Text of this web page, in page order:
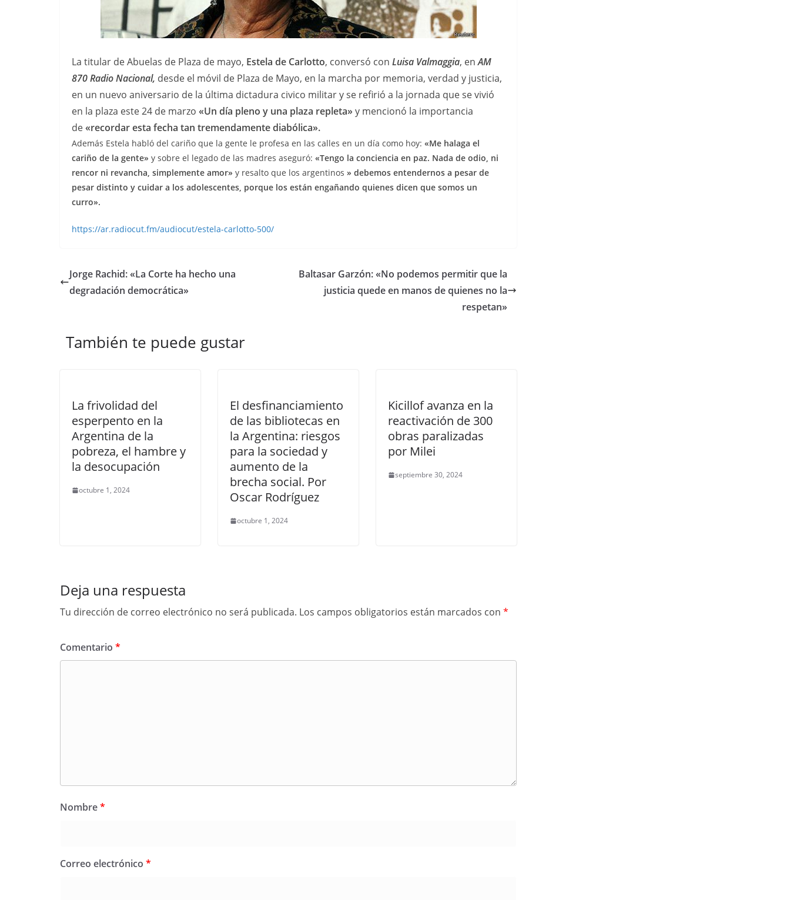
La titular de Abuelas de Plaza de mayo, Estela de Carlotto, conversó con Luisa Valmaggia, enAM
870 Radio Nacional, desde el móvil de Plaza de Mayo, en la marcha por memoria, verdad y justicia,
en un nuevo aniversario de la última dictadura civico militar y se refirió a la jornada que se vivió
en la plaza este 24 de marzo «Un día pleno y una plaza repleta»y mencionó la importancia
de«recordar esta fecha tan tremendamente diabólica».
Además Estela habló del cariño que la gente le profesa en las calles en un día como hoy: «Me halaga el
cariño de la gente» y sobre el legado de las madres aseguró: «Tengo la conciencia en paz. Nada de odio, ni
rencor ni revancha, simplemente amor» y resalto que los argentinos » debemos entendernos a pesar de
pesar distinto y cuidar a los adolescentes, porque los están engañando quienes dicen que somos un
curro».
https://ar.radiocut.fm/audiocut/estela-carlotto-500/
Jorge Rachid: «La Corte ha hecho una
degradación democrática»
Baltasar Garzón: «No podemos permitir que la
justicia quede en manos de quienes no la
respetan»
También te puede gustar
La frivolidad del
esperpento en la
Argentina de la
pobreza, el hambre y
la desocupación
octubre 1, 2024
El desfinanciamiento
de las bibliotecas en
la Argentina: riesgos
para la sociedad y
aumento de la
brecha social. Por
Oscar Rodríguez
octubre 1, 2024
Kicillof avanza en la
reactivación de 300
obras paralizadas
por Milei
septiembre 30, 2024
Deja una respuesta
Tu dirección de correo electrónico no será publicada. Los campos obligatorios están marcados con *
Comentario *
Nombre*
Correo electrónico *